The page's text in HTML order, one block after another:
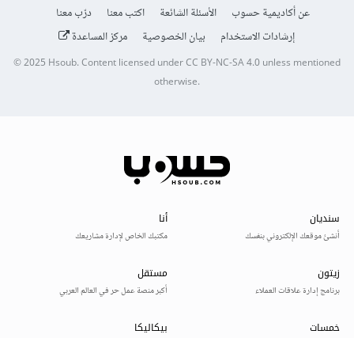
عن أكاديمية حسوب الأسئلة الشائعة اكتب معنا
درّب معنا
إرشادات الاستخدام
بيان الخصوصية مركز المساعدة
© 2025Hsoub.Content licensed underCC BY-NC-SA 4.0unless mentioned
otherwise.